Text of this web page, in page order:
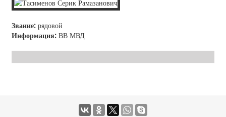
Звание: рядовой
Информация: ВВ МВД